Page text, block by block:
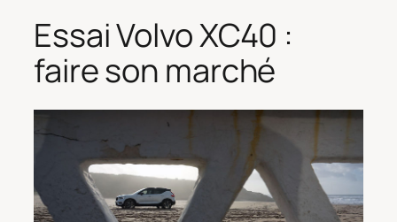
Essai Volvo XC40 :
faire son marché